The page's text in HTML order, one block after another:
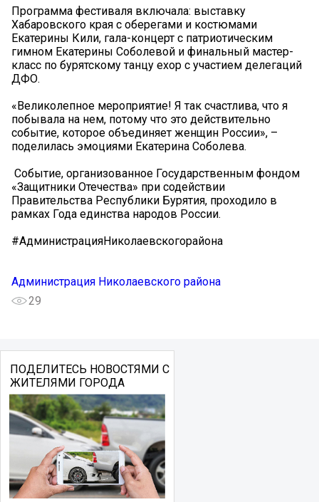
Программа фестиваля включала: выставку
Хабаровского края с оберегами и костюмами
Екатерины Кили, гала-концерт с патриотическим
гимном Екатерины Соболевой и финальный мастер-
класс по бурятскому танцу ехор с участием делегаций
ДФО.
«Великолепное мероприятие! Я так счастлива, что я
побывала на нем, потому что это действительно
событие, которое объединяет женщин России», –
поделилась эмоциями Екатерина Соболева.
️ Событие, организованное Государственным фондом
«Защитники Отечества» при содействии
Правительства Республики Бурятия, проходило в
рамках Года единства народов России.
#АдминистрацияНиколаевскогорайона
Администрация Николаевского района
29
ПОДЕЛИТЕСЬ НОВОСТЯМИ С
ЖИТЕЛЯМИ ГОРОДА